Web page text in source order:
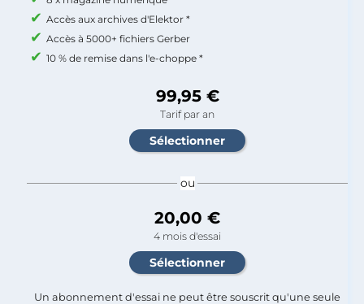
Accès aux archives d'Elektor *
Accès à 5000+ fichiers Gerber
10 % de remise dans l'e-choppe *
99,95 €
Tarif par an
ou
20,00 €
4 mois d'essai
Un abonnement d'essai ne peut être souscrit qu'une seule